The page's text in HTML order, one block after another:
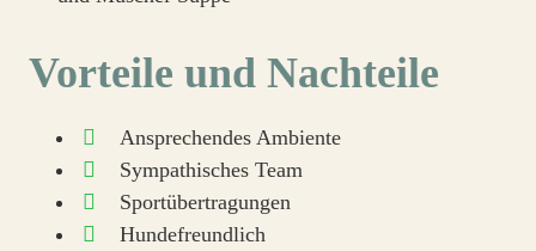
Vorteile und Nachteile
Ansprechendes Ambiente
Sympathisches Team
Sportübertragungen
Hundefreundlich